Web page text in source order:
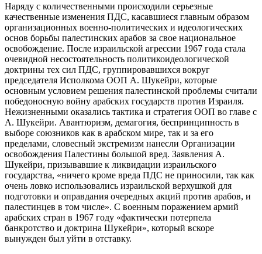
Наряду с количественными происходили серьезные
качественные изменения ПДС, касавшиеся главным образом
организационных военно-политических и идеологических
основ борьбы палестинских арабов за свое национальное
освобождение. После израильской агрессии 1967 года стала
очевидной несостоятельность политикоидеологической
доктрины тех сил ПДС, группировавшихся вокруг
председателя Исполкома ООП А. Шукейри, которые
основным условием решения палестинской проблемы считали
победоносную войну арабских государств против Израиля.
Нежизненными оказались тактика и стратегия ООП во главе с
А. Шукейри. Авантюризм, демагогия, беспринципность в
выборе союзников как в арабском мире, так и за его
пределами, словесный экстремизм нанесли Организации
освобождения Палестины большой вред. Заявления А.
Шукейри, призывавшие к ликвидации израильского
государства, «ничего кроме вреда ПДС не приносили, так как
очень ловко использовались израильской верхушкой для
подготовки и оправдания очередных акций против арабов, и
палестинцев в том числе». С военным поражением армий
арабских стран в 1967 году «фактически потерпела
банкротство и доктрина Шукейри», который вскоре
вынужден был уйти в отставку.